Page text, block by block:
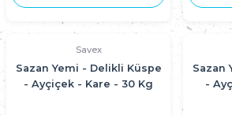
Savex
Sazan Yemi - Delikli Küspe
- Ayçiçek - Kare - 30 Kg
Sazan
-